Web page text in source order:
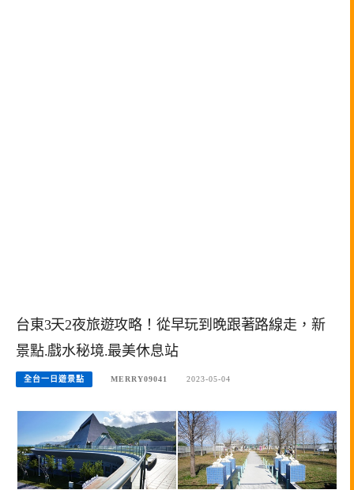
台東3天2夜旅遊攻略！從早玩到晚跟著路線走，新
景點.戲水秘境.最美休息站
全台一日遊景點 MERRY09041 2023-05-04